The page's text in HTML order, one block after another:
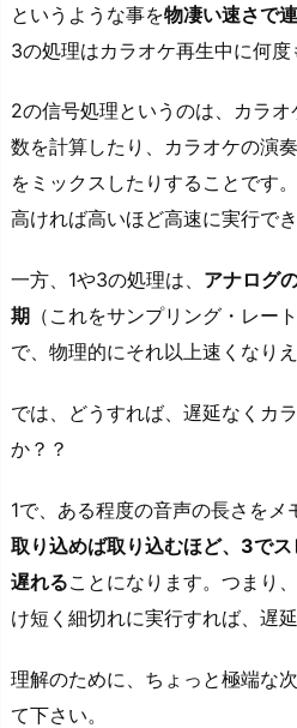
というような事を物凄い速さで
3の処理はカラオケ再生中に何度
2の信号処理というのは、カラ
数を計算したり、カラオケの演
をミックスしたりすることです
高ければ高いほど高速に実行でき
一方、1や3の処理は、 アナログ
期 （これをサンプリング・レー
で、物理的にそれ以上速くなりえ
では、どうすれば、遅延なくカ
か？？
1で、ある程度の音声の長さをメ
取り込めば取り込むほど、3で
遅れることになります。つまり
け短く細切れに実行すれば、遅
理解のために、ちょっと極端な
て下さい。